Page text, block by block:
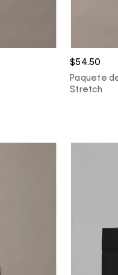
$54.50
Paquete
Stretch